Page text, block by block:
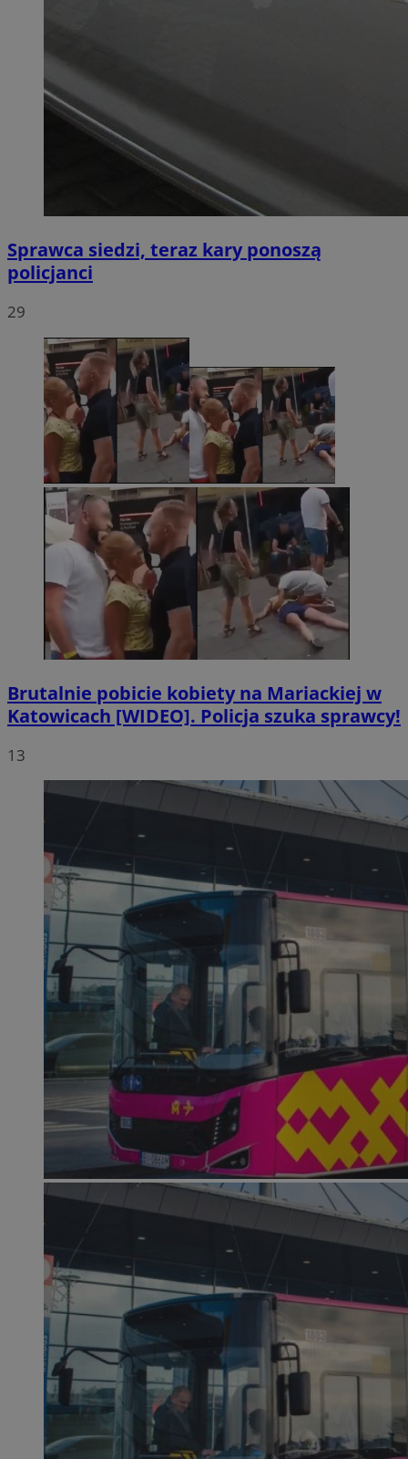
Sprawca siedzi, teraz kary ponoszą
policjanci
29
Brutalnie pobicie kobiety na Mariackiej w
Katowicach [WIDEO]. Policja szuka sprawcy!
13